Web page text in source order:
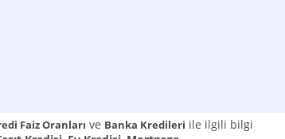
Faiz Oranları ve Banka Kredileri ile ilgili bilgi